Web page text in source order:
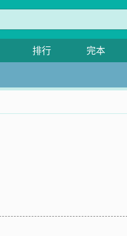
排行 完本